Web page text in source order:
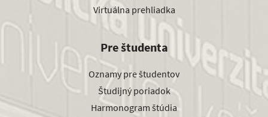
Virtuálna prehliadka
Pre študenta
Oznamy pre študentov
Študijný poriadok
Harmonogram štúdia